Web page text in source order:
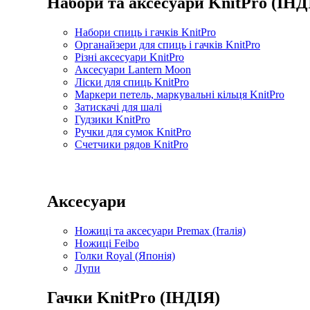
Набори спиць і гачків KnitPro
Органайзери для спиць і гачків KnitPro
Різні аксесуари KnitPro
Аксесуари Lantern Moon
Ліски для спиць KnitPro
Маркери петель, маркувальні кільця KnitPro
Затискачі для шалі
Гудзики KnitPro
Ручки для сумок KnitPro
Счетчики рядов KnitPro
Аксесуари
Ножиці та аксесуари Premax (Італія)
Ножиці Feibo
Голки Royal (Японія)
Лупи
Гачки KnitPro (ІНДІЯ)